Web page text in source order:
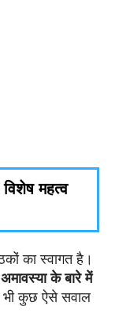
महत्व
का स्वागत है।
के बारे में
कुछ ऐसे सवाल